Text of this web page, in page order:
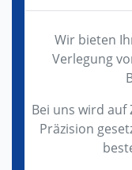
Wir bieten
Verlegung
Bei uns wird auf
Präzision